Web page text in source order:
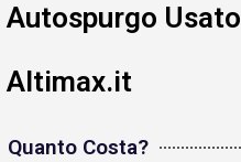
Autospurgo Usato
Altimax.it
Quanto Costa?